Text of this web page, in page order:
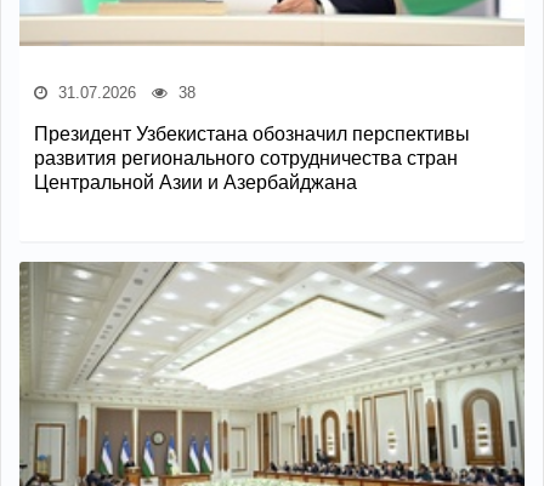
31.07.2026 38
Президент Узбекистана обозначил перспективы
развития регионального сотрудничества стран
Центральной Азии и Азербайджана